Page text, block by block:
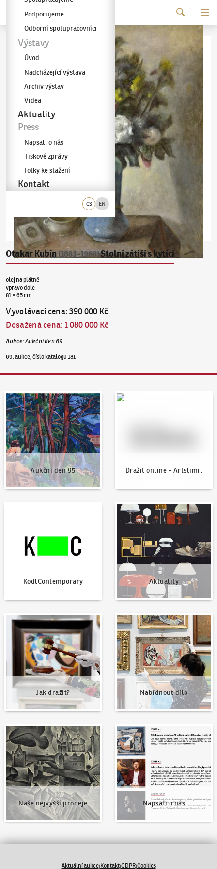
Galerie KODL
CS EN
Podporujeme
Odborní spolupracovníci
Výstavy
Úvod
Nadcházející výstava
Archiv výstav
Videa
Aktuality
Press
Napsali o nás
Tiskové zprávy
Fotky ke stažení
Kontakt
Otakar Kubín(1883–1969)Stolní zátiší s kyticí
olej na plátně
vpravo dole
81 × 65 cm
Vyvolávací cena:390 000 Kč
Dosažená cena: 1 080 000 Kč
Aukce: Aukční den 69
69. aukce, číslo katalogu 181
Aukční den 95
Aukční den 95
Dražit online - Artslimit
Dražit online - Artslimit
KodlContemporary Aktuality
Aktuality
Jak dražit?
Jak dražit?
Nabídnout dílo
Nabídnout dílo
Naše nejvyšší prodeje
Naše nejvyšší prodeje
Napsali o nás
Napsali o nás
Aktuální aukce|Kontakt|GDPR|Cookies